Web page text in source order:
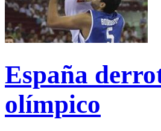
España
olímpico